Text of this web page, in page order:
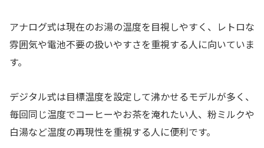
アナログ式は現在のお湯の温度を目視しやすく、レトロな
雰囲気や電池不要の扱いやすさを重視する人に向いていま
す。
デジタル式は目標温度を設定して沸かせるモデルが多く、
毎回同じ温度でコーヒーやお茶を淹れたい人、粉ミルクや
白湯など温度の再現性を重視する人に便利です。